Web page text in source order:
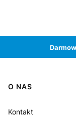
Linki w stopce
O NAS
Kontakt